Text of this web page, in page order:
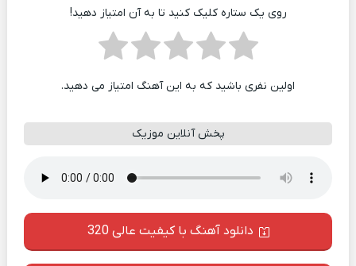
روی یک ستاره کلیک کنید تا به آن امتیاز دهید!
اولین نفری باشید که به این آهنگ امتیاز می دهید.
پخش آنلاین موزیک
دانلود آهنگ با کیفیت عالی 320